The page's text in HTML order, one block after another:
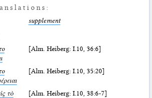
supplement
[Alm. Heiberg: I.10, 36:6]
[Alm. Heiberg: I.10, 35:20]
τὸ
[Alm. Heiberg: I.10, 38:6-7]